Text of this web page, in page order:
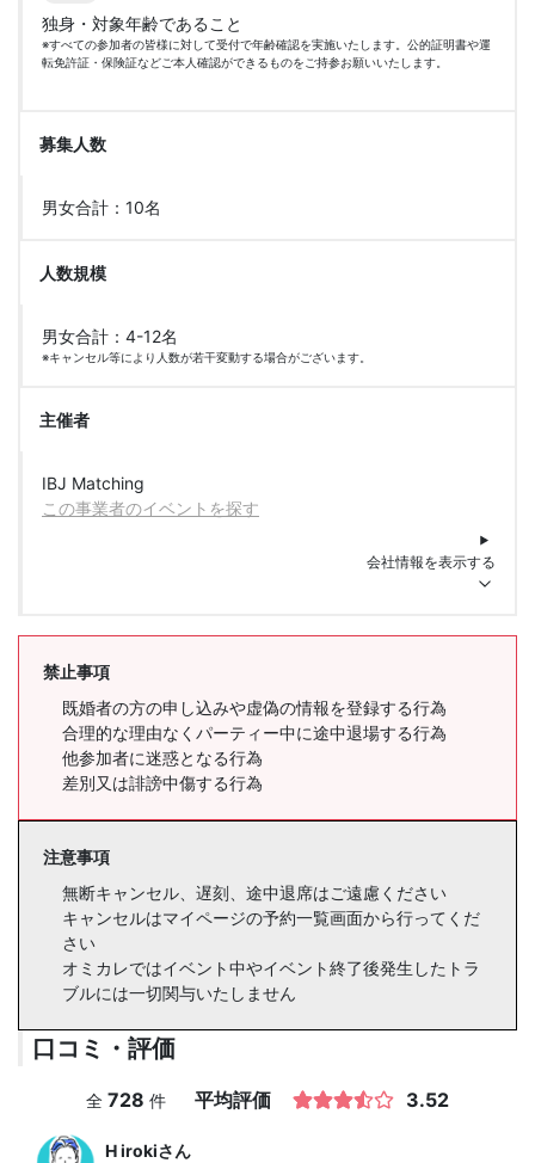
独身・対象年齢であること
※すべての参加者の皆様に対して受付で年齢確認を実施いたします。公的証明書や運
転免許証・保険証などご本人確認ができるものをご持参お願いいたします。
募集人数
男女合計：10名
人数規模
男女合計：4-12名
※キャンセル等により人数が若干変動する場合がございます。
主催者
IBJ Matching
この事業者のイベントを探す
会社情報を表示する
禁止事項
既婚者の方の申し込みや虚偽の情報を登録する行為
合理的な理由なくパーティー中に途中退場する行為
他参加者に迷惑となる行為
差別又は誹謗中傷する行為
注意事項
無断キャンセル、遅刻、途中退席はご遠慮ください
キャンセルはマイページの予約一覧画面から行ってくだ
さい
オミカレではイベント中やイベント終了後発生したトラ
ブルには一切関与いたしません
口コミ・評価
全 728 件 平均評価 3.52
H irokiさん